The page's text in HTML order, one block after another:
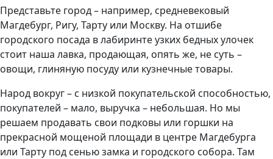
Представьте город – например, средневековый
Магдебург, Ригу, Тарту или Москву. На отшибе
городского посада в лабиринте узких бедных улочек
стоит наша лавка, продающая, опять же, не суть –
овощи, глиняную посуду или кузнечные товары.
Народ вокруг – с низкой покупательской способностью,
покупателей – мало, выручка – небольшая. Но мы
решаем продавать свои подковы или горшки на
прекрасной мощеной площади в центре Магдебурга
или Тарту под сенью замка и городского собора. Там